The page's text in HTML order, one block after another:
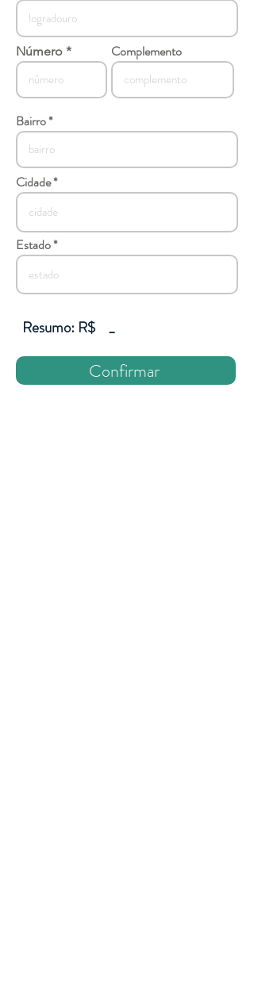
Número Complemento
Bairro
Cidade
Estado
Resumo: R$ _
Confirmar